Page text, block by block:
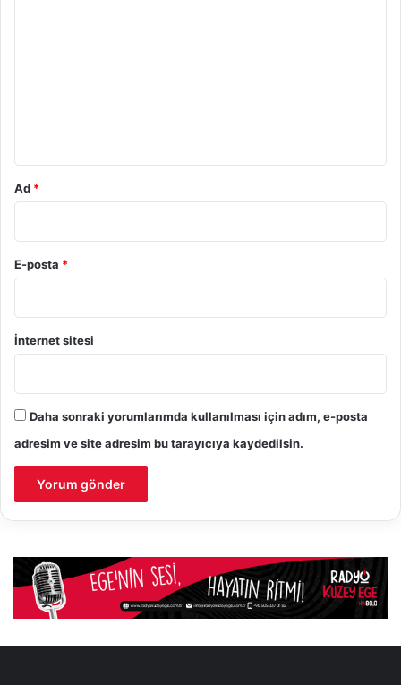
Ad *
E-posta *
İnternet sitesi
Daha sonraki yorumlarımda kullanılması için adım, e-posta
adresim ve site adresim bu tarayıcıya kaydedilsin.